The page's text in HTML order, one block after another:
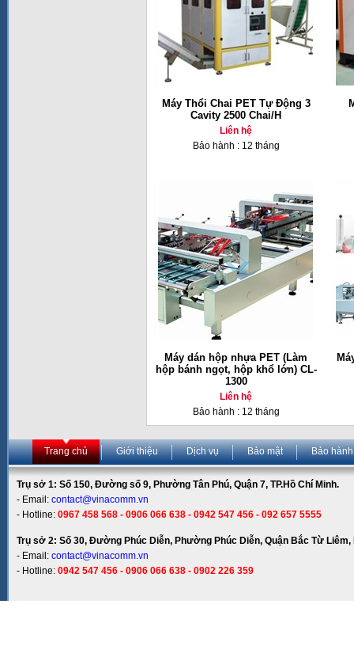
Máy Thổi Chai PET Tự Động 3
Cavity 2500 Chai/H
Liên hệ
Bảo hành : 12 tháng
Máy dán hộp nhựa PET (Làm
hộp bánh ngọt, hộp khổ lớn) CL-
1300
Liên hệ
Bảo hành : 12 tháng
Trang chủ Giới thiệu Dịch vụ Bảo mật Bảo hành
Trụ sở 1: Số 150, Đường số 9, Phường Tân Phú, Quận 7, TP.Hồ Chí Minh.
- Email: contact@vinacomm.vn
- Hotline: 0967 458 568 - 0906 066 638 - 0942 547 456 - 092 657 5555
Trụ sở 2: Số 30, Đường Phúc Diễn, Phường Phúc Diễn, Quận Bắc Từ Liêm,
- Email: contact@vinacomm.vn
- Hotline: 0942 547 456 - 0906 066 638 - 0902 226 359